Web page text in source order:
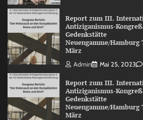
Report zum III.
Antiziganismus-
Gedenkstätte
Neuengamme/Hamburg
März
Admin Mai 25, 2023
Report zum III.
Antiziganismus-
Gedenkstätte
Neuengamme/Hamburg
März